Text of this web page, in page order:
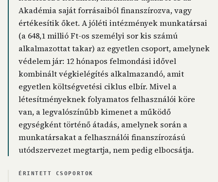
Akadémia saját forrásaiból finanszírozva, vagy
értékesítik őket. A jóléti intézmények munkatársai
(a 648,1 millió Ft-os személyi sor kis számú
alkalmazottat takar) az egyetlen csoport, amelynek
védelem jár: 12 hónapos felmondási idővel
kombinált végkielégítés alkalmazandó, amit
egyetlen költségvetési ciklus elbír. Mivel a
létesítményeknek folyamatos felhasználói köre
van, a legvalószínűbb kimenet a működő
egységként történő átadás, amelynek során a
munkatársakat a felhasználói finanszírozású
utódszervezet megtartja, nem pedig elbocsátja.
ÉRINTETT CSOPORTOK